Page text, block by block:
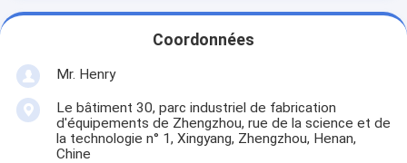
Coordonnées
Mr. Henry
Le bâtiment 30, parc industriel de fabrication
d'équipements de Zhengzhou, rue de la science et de
la technologie n° 1, Xingyang, Zhengzhou, Henan,
Chine